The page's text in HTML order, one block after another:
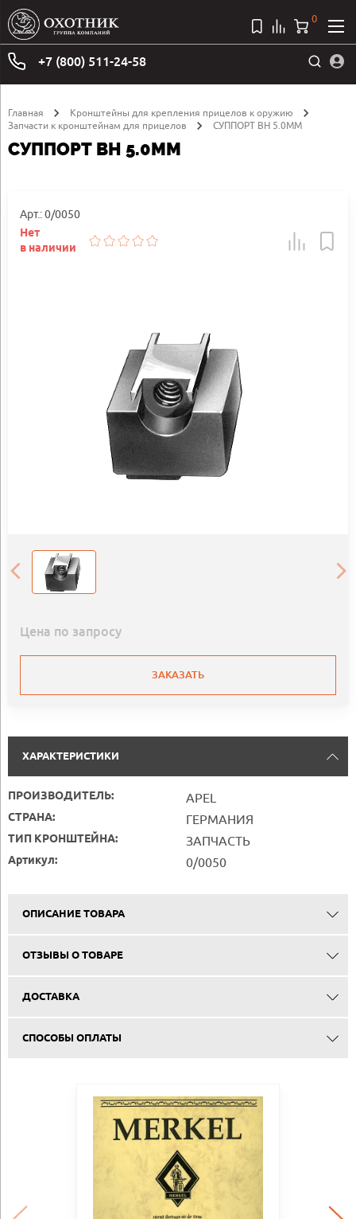
+7 (800) 511-24-58
0
Главная
Кронштейны для крепления прицелов к оружию
Запчасти к кронштейнам для прицелов
СУППОРТ BH 5.0MM
СУППОРТ BH 5.0MM
Арт.: 0/0050
Нет
в наличии
Цена по запросу
ЗАКАЗАТЬ
ХАРАКТЕРИСТИКИ
ПРОИЗВОДИТЕЛЬ: APEL
СТРАНА: ГЕРМАНИЯ
ТИП КРОНШТЕЙНА: ЗАПЧАСТЬ
Артикул: 0/0050
ОПИСАНИЕ ТОВАРА
ОТЗЫВЫ О ТОВАРЕ
ДОСТАВКА
СПОСОБЫ ОПЛАТЫ